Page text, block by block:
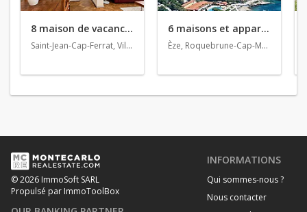
8 maison de vacances en location
Saint-Jean-Cap-Ferrat, Villefranche-sur-Mer, Èze
6 maisons et appartements en vente
Èze, Roquebrune-Cap-Martin, La Turbie
© 2026 ImmoSoft SARL
Propulsé par ImmoToolBox
INFORMATIONS
Qui sommes-nous ?
Nous contacter